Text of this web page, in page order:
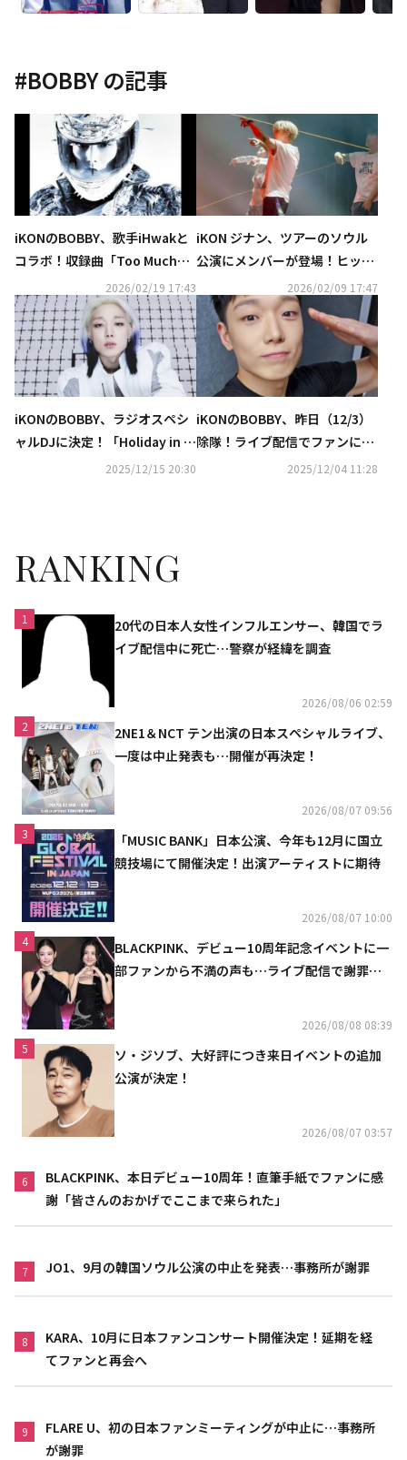
#BOBBYの記事
iKONのBOBBY、歌手iHwakと
コラボ！収録曲「Too Much」
にフィーチャリングとして参加
2026/02/19 17:43
iKON ジナン、ツアーのソウル
公演にメンバーが登場！ヒット
曲メドレーにファンが熱狂
2026/02/09 17:47
iKONのBOBBY、ラジオスペシ
ャルDJに決定！「Holiday in 親
しい友達」本日から5日連続で
2025/12/15 20:30
iKONのBOBBY、昨日（12/3）
除隊！ライブ配信でファンに挨
拶…今後の活動に高まる期待
2025/12/04 11:28
RANKING
1
20代の日本人女性インフルエンサー、韓国でラ
イブ配信中に死亡…警察が経緯を調査
2026/08/06 02:59
2
2NE1＆NCT テン出演の日本スペシャルライブ、
一度は中止発表も…開催が再決定！
2026/08/07 09:56
3
「MUSIC BANK」日本公演、今年も12月に国立
競技場にて開催決定！出演アーティストに期待
2026/08/07 10:00
4
BLACKPINK、デビュー10周年記念イベントに一
部ファンから不満の声も…ライブ配信で謝罪
2026/08/08 08:39
5
ソ・ジソブ、大好評につき来日イベントの追加
公演が決定！
2026/08/07 03:57
6
BLACKPINK、本日デビュー10周年！直筆手紙でファンに感
謝「皆さんのおかげでここまで来られた」
7 JO1、9月の韓国ソウル公演の中止を発表…事務所が謝罪
8
KARA、10月に日本ファンコンサート開催決定！延期を経
てファンと再会へ
9
FLARE U、初の日本ファンミーティングが中止に…事務所
が謝罪